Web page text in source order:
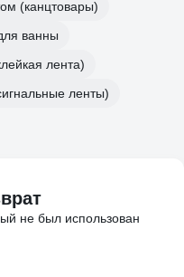
(канцтовары)
ванны
лента)
ленты)
не был использован